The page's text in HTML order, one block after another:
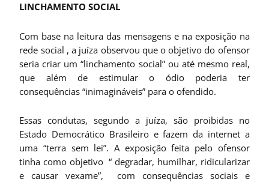
LINCHAMENTO SOCIAL
Com base na leitura das mensagens e na exposição na
rede social , a juíza observou que o objetivo do ofensor
seria criar um “linchamento social” ou até mesmo real,
que além de estimular o ódio poderia ter
consequências “inimagináveis” para o ofendido.
Essas condutas, segundo a juíza, são proibidas no
Estado Democrático Brasileiro e fazem da internet a
uma “terra sem lei”. A exposição feita pelo ofensor
tinha como objetivo “ degradar, humilhar, ridicularizar
e causar vexame”, com consequências sociais e